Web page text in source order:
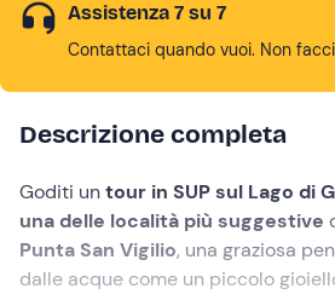
Assistenza 7 su 7
Contattaci quando vuoi. Non
Descrizione completa
Goditi untour in SUP sul Lago di
una delle località più suggestive
Punta San Vigilio, una graziosa
dalle acque come un piccolo